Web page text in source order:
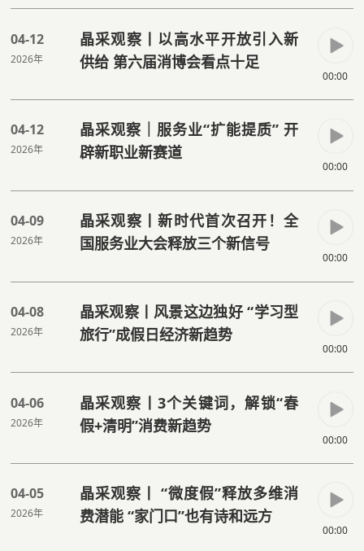
04-12
2026年
晶采观察丨以高水平开放引入新
供给 第六届消博会看点十足
00:00
04-12
2026年
晶采观察｜服务业“扩能提质” 开
辟新职业新赛道
00:00
04-09
2026年
晶采观察丨新时代首次召开！全
国服务业大会释放三个新信号
00:00
04-08
2026年
晶采观察丨风景这边独好 “学习型
旅行”成假日经济新趋势
00:00
04-06
2026年
晶采观察丨3个关键词，解锁“春
假+清明”消费新趋势
00:00
04-05
2026年
晶采观察丨 “微度假”释放多维消
费潜能 “家门口”也有诗和远方
00:00